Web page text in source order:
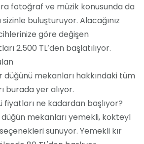
fotoğraf ve müzik konusunda da
sizinle buluşturuyor. Alacağınız
göre değişen
2.500 TL’den başlatılıyor.
düğünü mekanları hakkındaki tüm
burada yer alıyor.
fiyatları ne kadardan başlıyor?
mekanları yemekli, kokteyl
sunuyor. Yemekli kır